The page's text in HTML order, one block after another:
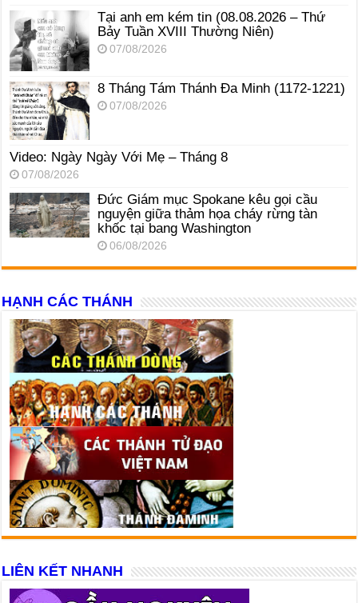
Tại anh em kém tin (08.08.2026 – Thứ
Bảy Tuần XVIII Thường Niên)
07/08/2026
8 Tháng Tám Thánh Ða Minh (1172-1221)
07/08/2026
Video: Ngày Ngày Với Mẹ – Tháng 8
07/08/2026
Đức Giám mục Spokane kêu gọi cầu
nguyện giữa thảm họa cháy rừng tàn
khốc tại bang Washington
06/08/2026
HẠNH CÁC THÁNH
LIÊN KẾT NHANH